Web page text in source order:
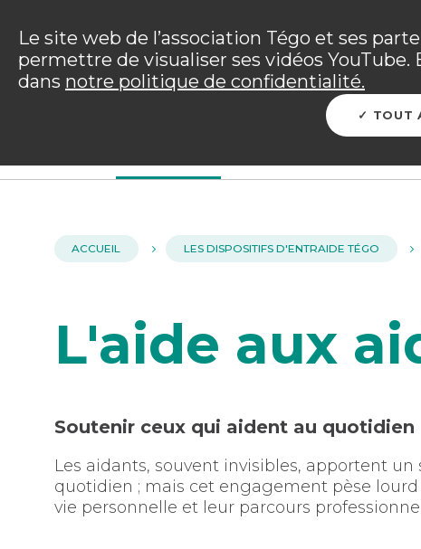
Vous êtes sur le site Tégo
ME PROTÉGER
ACCUEIL LES DISPOSITIFS D'ENTRAIDE TÉGO
L'aide aux
Soutenir ceux qui aident au quotidien
Les aidants, souvent invisibles, apportent un
quotidien ; mais cet engagement pèse
vie personnelle et leur parcours
Le site web de l’association Tégo et ses
permettre de visualiser ses vidéos
dans notre politique de confidentialité.
TOUT